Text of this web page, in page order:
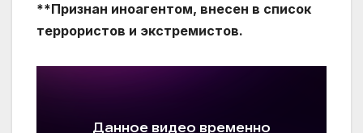
**Признан иноагентом, внесен в список
террористов и экстремистов.